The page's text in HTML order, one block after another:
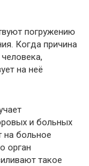
погружению
Когда причина
на неё
и больных
на больное
орган
такое